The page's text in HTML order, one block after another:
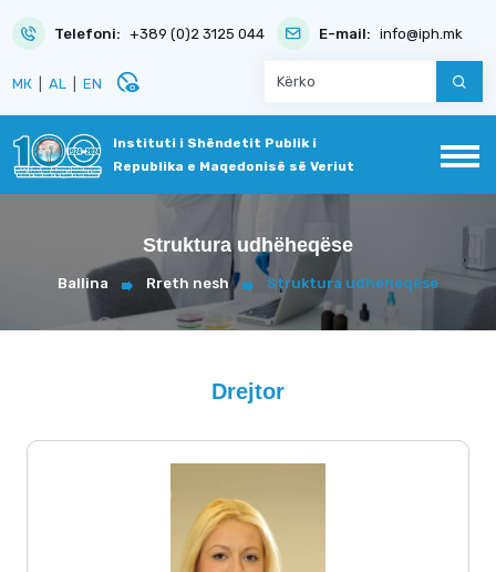
Telefoni: +389 (0)2 3125 044 E-mail: info@iph.mk
МК AL EN disabled_visible
Instituti i Shëndetit Publik i
Republika e Maqedonisë së Veriut
Struktura udhëheqëse
Ballina Rreth nesh Struktura udhëheqëse
Drejtor